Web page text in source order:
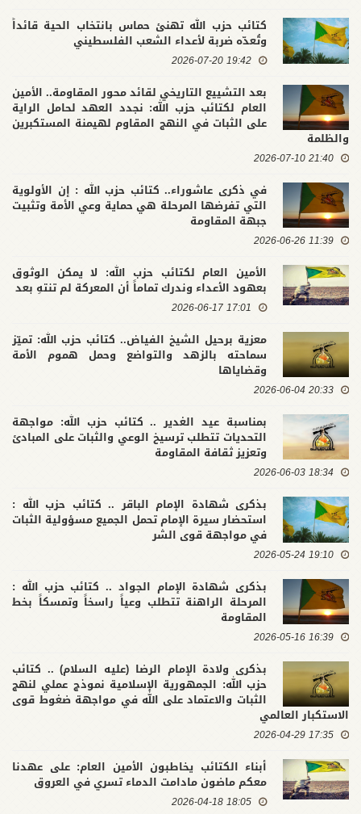
كتائب حزب الله تهنئ حماس بانتخاب الحية قائداً
وتُعدّه ضربة لأعداء الشعب الفلسطيني
19:42 2026-07-20
بعد التشييع التاريخي لقائد محور المقاومة.. الأمين
العام لكتائب حزب الله: نجدد العهد لحامل الراية
على الثبات في النهج المقاوم لهيمنة المستكبرين
والظلمة
21:40 2026-07-10
في ذكرى عاشوراء.. كتائب حزب الله : إن الأولوية
التي تفرضها المرحلة هي حماية وعي الأمة وتثبيت
جبهة المقاومة
11:39 2026-06-26
الأمين العام لكتائب حزب الله: لا يمكن الوثوق
بعهود الأعداء وندرك تماماً أن المعركة لم تنتهِ بعد
17:01 2026-06-17
معزية برحيل الشيخ الفياض.. كتائب حزب الله: تميّز
سماحته بالزهد والتواضع وحمل هموم الأمة
وقضاياها
20:33 2026-06-04
بمناسبة عيد الغدير .. كتائب حزب الله: مواجهة
التحديات تتطلب ترسيخ الوعي والثبات على المبادئ
وتعزيز ثقافة المقاومة
18:34 2026-06-03
بذكرى شهادة الإمام الباقر .. كتائب حزب الله :
استحضار سيرة الإمام تحمل الجميع مسؤولية الثبات
في مواجهة قوى الشر
19:10 2026-05-24
بذكرى شهادة الإمام الجواد .. كتائب حزب الله :
المرحلة الراهنة تتطلب وعياً راسخاً وتمسكاً بخط
المقاومة
16:39 2026-05-16
بذكرى ولادة الإمام الرضا (عليه السلام) .. كتائب
حزب الله: الجمهورية الإسلامية نموذج عملي لنهج
الثبات والاعتماد على الله في مواجهة ضغوط قوى
الاستكبار العالمي
17:35 2026-04-29
أبناء الكتائب يخاطبون الأمين العام: على عهدنا
معكم ماضون مادامت الدماء تسري في العروق
18:05 2026-04-18